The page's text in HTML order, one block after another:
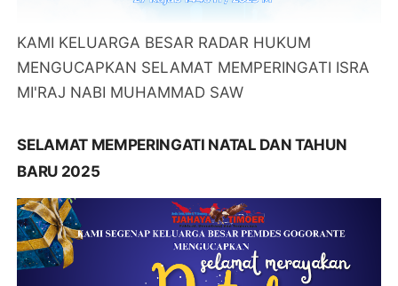
KAMI KELUARGA BESAR RADAR HUKUM
MENGUCAPKAN SELAMAT MEMPERINGATI ISRA
MI'RAJ NABI MUHAMMAD SAW
SELAMAT MEMPERINGATI NATAL DAN TAHUN
BARU 2025